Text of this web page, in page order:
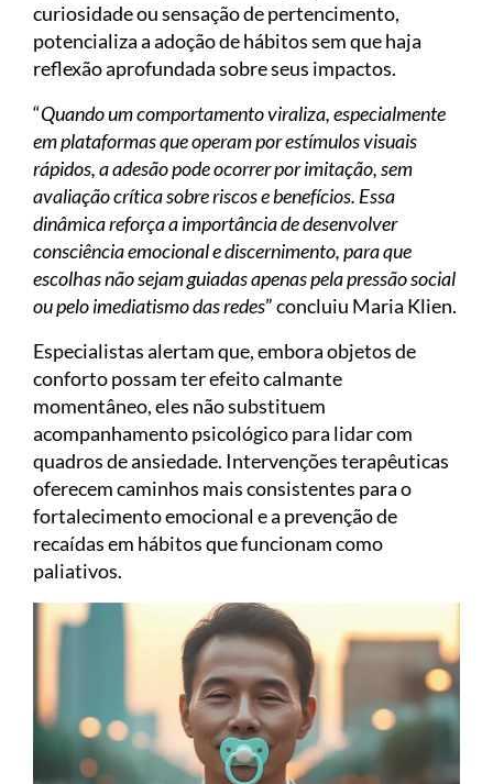
curiosidade ou sensação de pertencimento,
potencializa a adoção de hábitos sem que haja
reflexão aprofundada sobre seus impactos.
“Quando um comportamento viraliza, especialmente
em plataformas que operam por estímulos visuais
rápidos, a adesão pode ocorrer por imitação, sem
avaliação crítica sobre riscos e benefícios. Essa
dinâmica reforça a importância de desenvolver
consciência emocional e discernimento, para que
escolhas não sejam guiadas apenas pela pressão social
ou pelo imediatismo das redes” concluiu Maria Klien.
Especialistas alertam que, embora objetos de
conforto possam ter efeito calmante
momentâneo, eles não substituem
acompanhamento psicológico para lidar com
quadros de ansiedade. Intervenções terapêuticas
oferecem caminhos mais consistentes para o
fortalecimento emocional e a prevenção de
recaídas em hábitos que funcionam como
paliativos.